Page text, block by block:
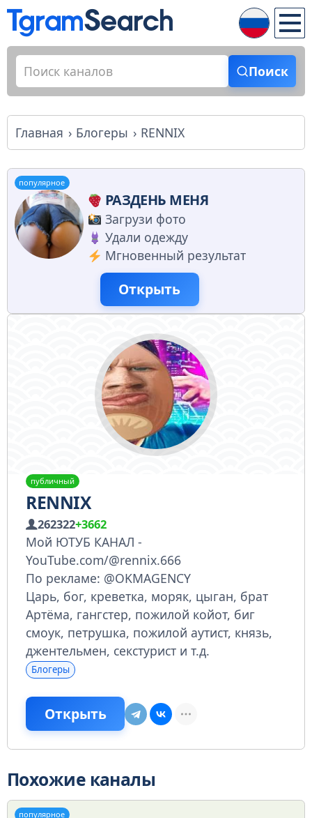
Поиск
Главная Блогеры RENNIX
популярное
РАЗДЕНЬ МЕНЯ
Загрузи фото
Удали одежду
Мгновенный результат
Открыть
публичный
RENNIX
262322+3662
Мой ЮТУБ КАНАЛ -
YouTube.com/@rennix.666
По рекламе: @OKMAGENCY
Царь, бог, креветка, моряк, цыган, брат
Артёма, гангстер, пожилой койот, биг
смоук, петрушка, пожилой аутист, князь,
джентельмен, секстурист и т.д.
Блогеры
Открыть
Похожие каналы
популярное